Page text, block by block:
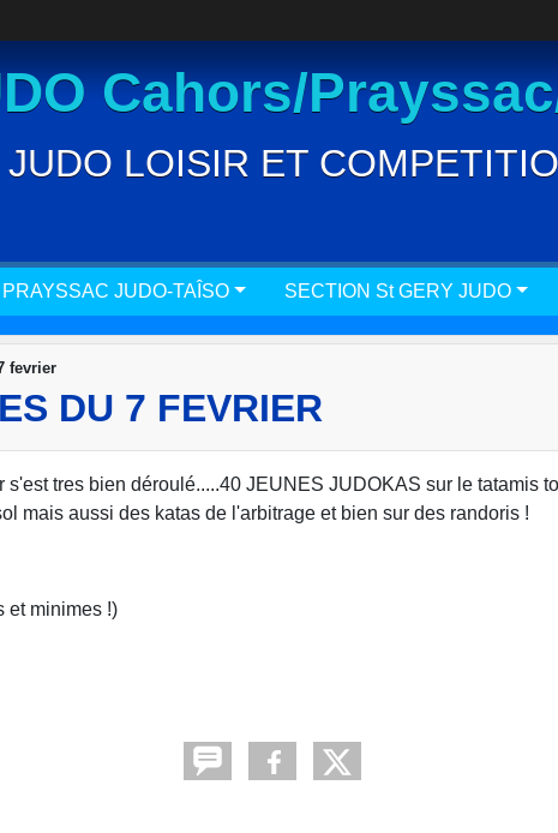
Cahors/
LOISIR ET
JUDO-TAÎSO SECTION St GERY JUDO
fevrier
DU 7 FEVRIER
tres bien déroulé.....40 JEUNES JUDOKAS sur le tatamis
mais aussi des katas de l'arbitrage et bien sur des randoris !
et minimes !)